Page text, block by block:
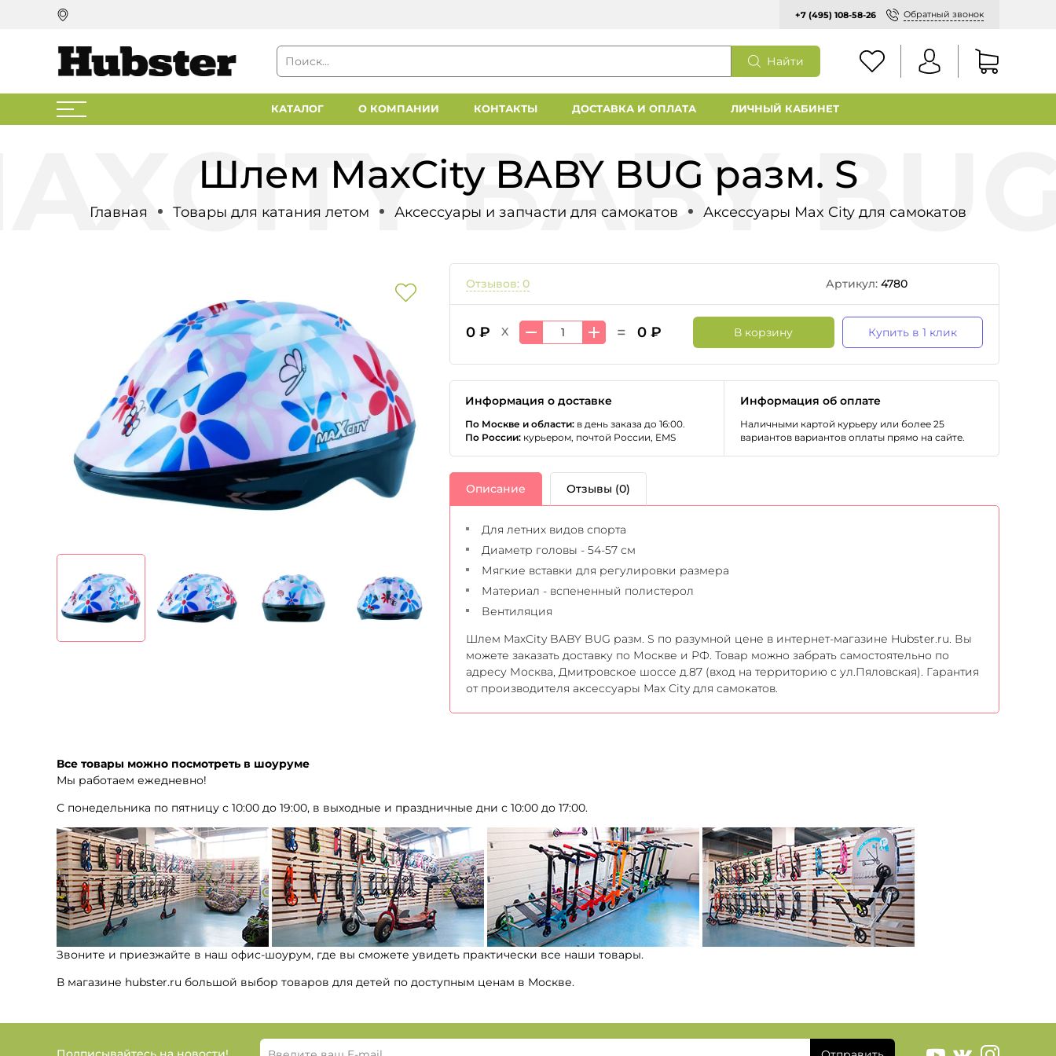
+7 (495) 108-58-26 Обратный звонок
Найти
КАТАЛОГ О КОМПАНИИ КОНТАКТЫ ДОСТАВКА И ОПЛАТА ЛИЧНЫЙ КАБИНЕТ
Шлем MaxCity BABY BUG разм. S
Главная Товары для катания летом Аксессуары и запчасти для самокатов Аксессуары Max City для самокатов
Отзывов: 0 Артикул: 4780
0 ₽ X = 0 ₽ В корзину Купить в 1 клик
Информация о доставке
По Москве и области: в день заказа до 16:00.
По России: курьером, почтой России, EMS
Информация об оплате
Наличными картой курьеру или более 25
вариантов вариантов оплаты прямо на сайте.
Описание Отзывы (0)
Для летних видов спорта
Диаметр головы - 54-57 см
Мягкие вставки для регулировки размера
Материал - вспененный полистерол
Вентиляция
Шлем MaxCity BABY BUG разм. S по разумной цене в интернет-магазине Hubster.ru. Вы
можете заказать доставку по Москве и РФ. Товар можно забрать самостоятельно по
адресу Москва, Дмитровское шоссе д.87 (вход на территорию с ул.Пяловская). Гарантия
от производителя аксессуары Max City для самокатов.
Все товары можно посмотреть в шоуруме
Мы работаем ежедневно!
С понедельника по пятницу с 10:00 до 19:00, в выходные и праздничные дни с 10:00 до 17:00.
Звоните и приезжайте в наш офис-шоурум, где вы сможете увидеть практически все наши товары.
В магазине hubster.ru большой выбор товаров для детей по доступным ценам в Москве.